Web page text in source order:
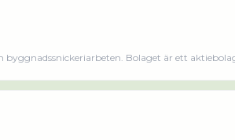
byggnadssnickeriarbeten. Bolaget är ett